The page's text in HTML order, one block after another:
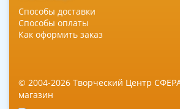
Способы доставки
Способы оплаты
Как оформить заказ
© 2004-2026 Творческий Центр
магазин